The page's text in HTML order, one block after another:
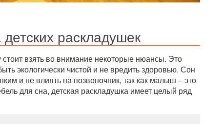
раскладушек
взять во внимание некоторые нюансы. Это
экологически чистой и не вредить здоровью. Сон
и не влиять на позвоночник, так как малыш – это
для сна, детская раскладушка имеет целый ряд